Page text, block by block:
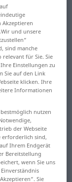
mit S
...
Sims
Slowake
Akzeptieren
und unsere
sind manche
für Sie. Sie
Einstellungen zu
Sie auf den Link
klicken. Ihre
Informationen
nutzen
der Webseite
erforderlich sind,
Ihrem Endgerät
Bereitstellung
wenn Sie uns
Sie